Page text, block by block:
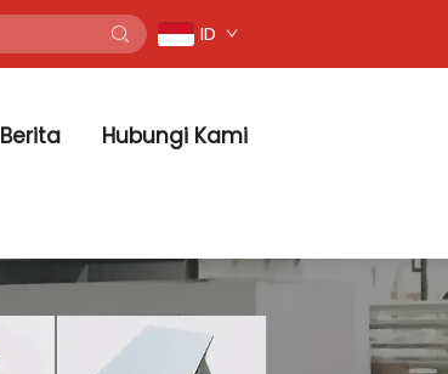
ID
Berita Hubungi Kami